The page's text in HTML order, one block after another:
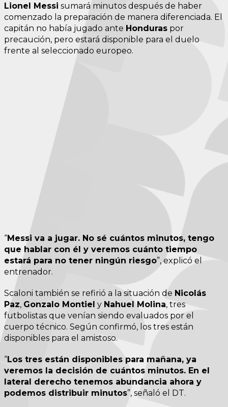
Lionel Messi sumará minutos después de haber
comenzado la preparación de manera diferenciada. El
capitán no había jugado ante Honduras por
precaución, pero estará disponible para el duelo
frente al seleccionado europeo.
“Messi va a jugar. No sé cuántos minutos, tengo
que hablar con él y veremos cuánto tiempo
estará para no tener ningún riesgo”, explicó el
entrenador.
Scaloni también se refirió a la situación de Nicolás
Paz, Gonzalo Montiel y Nahuel Molina, tres
futbolistas que venían siendo evaluados por el
cuerpo técnico. Según confirmó, los tres están
disponibles para el amistoso.
“Los tres están disponibles para mañana, ya
veremos la decisión de cuántos minutos. En el
lateral derecho tenemos abundancia ahora y
podemos distribuir minutos”, señaló el DT.